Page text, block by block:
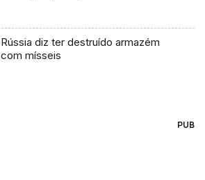
Rússia diz ter destruído armazém
com mísseis
PUB